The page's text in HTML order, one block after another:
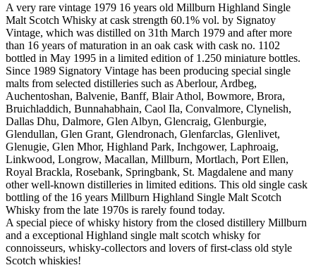
A very rare vintage 1979 16 years old Millburn Highland Single
Malt Scotch Whisky at cask strength 60.1% vol. by Signatoy
Vintage, which was distilled on 31th March 1979 and after more
than 16 years of maturation in an oak cask with cask no. 1102
bottled in May 1995 in a limited edition of 1.250 miniature bottles.
Since 1989 Signatory Vintage has been producing special single
malts from selected distilleries such as Aberlour, Ardbeg,
Auchentoshan, Balvenie, Banff, Blair Athol, Bowmore, Brora,
Bruichladdich, Bunnahabhain, Caol Ila, Convalmore, Clynelish,
Dallas Dhu, Dalmore, Glen Albyn, Glencraig, Glenburgie,
Glendullan, Glen Grant, Glendronach, Glenfarclas, Glenlivet,
Glenugie, Glen Mhor, Highland Park, Inchgower, Laphroaig,
Linkwood, Longrow, Macallan, Millburn, Mortlach, Port Ellen,
Royal Brackla, Rosebank, Springbank, St. Magdalene and many
other well-known distilleries in limited editions. This old single cask
bottling of the 16 years Millburn Highland Single Malt Scotch
Whisky from the late 1970s is rarely found today.
A special piece of whisky history from the closed distillery Millburn
and a exceptional Highland single malt scotch whisky for
connoisseurs, whisky-collectors and lovers of first-class old style
Scotch whiskies!